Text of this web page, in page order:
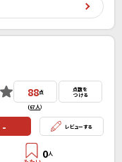
88点
(67人）
点数を
つける
- レビューする
0人